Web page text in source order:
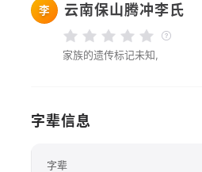
李 云南保山腾冲李氏
家族的遗传标记未知,
字辈信息
字辈